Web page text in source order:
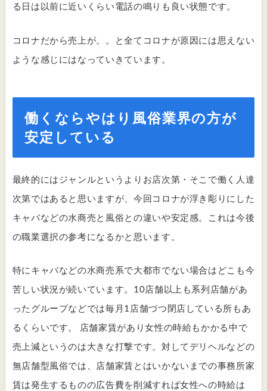
る日は以前に近いくらい電話の鳴りも良い状態です。
コロナだから売上が。。と全てコロナが原因には思えない
ような感じにはなっていきています。
働くならやはり風俗業界の方が
安定している
最終的にはジャンルというよりお店次第・そこで働く人達
次第ではあると思いますが、今回コロナが浮き彫りにした
キャバなどの水商売と風俗との違いや安定感。これは今後
の職業選択の参考になるかと思います。
特にキャバなどの水商売系で大都市でない場合はどこも今
苦しい状況が続いています。10店舗以上も系列店舗があ
ったグループなどでは毎月1店舗づつ閉店している所もあ
るくらいです。 店舗家賃があり女性の時給もかかる中で
売上減というのは大きな打撃です。対してデリヘルなどの
無店舗型風俗では、店舗家賃とはいかないまでの事務所家
賃は発生するものの広告費を削減すれば女性への時給は